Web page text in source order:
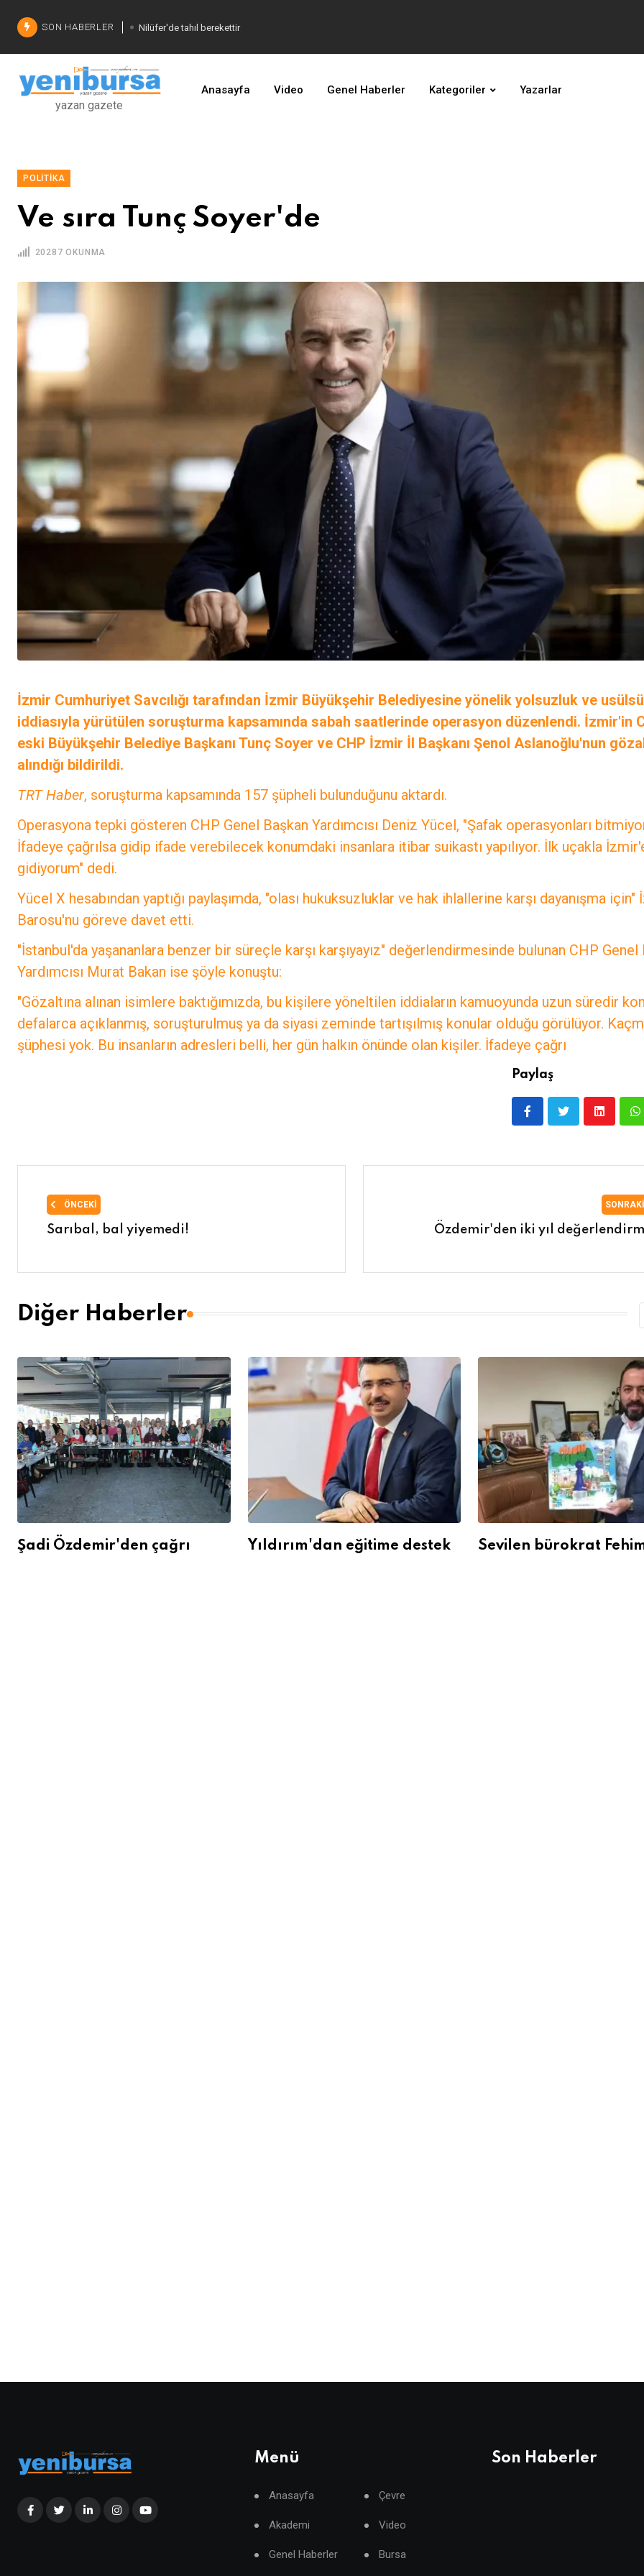
SON HABERLER Nilüfer'de tahıl berekettir
Şadi Özdemir'den çözüm
İşinizi geliştirin
yazan gazete
Anasayfa Video Genel Haberler Kategoriler Yazarlar
POLITIKA
Ve sıra Tunç Soyer'de
20287 OKUNMA
İzmir Cumhuriyet Savcılığı tarafından İzmir Büyükşehir Belediyesine yönelik yolsuzluk ve
iddiasıyla yürütülen soruşturma kapsamında sabah saatlerinde operasyon düzenlendi. İzmir'in
eski Büyükşehir Belediye Başkanı Tunç Soyer ve CHP İzmir İl Başkanı Şenol Aslanoğlu'nun
alındığı bildirildi.
TRT Haber, soruşturma kapsamında 157 şüpheli bulunduğunu aktardı.
Operasyona tepki gösteren CHP Genel Başkan Yardımcısı Deniz Yücel, "Şafak operasyonları
İfadeye çağrılsa gidip ifade verebilecek konumdaki insanlara itibar suikastı yapılıyor. İlk uçakla
gidiyorum" dedi.
Yücel X hesabından yaptığı paylaşımda, "olası hukuksuzluklar ve hak ihlallerine karşı dayanışma için"
Barosu'nu göreve davet etti.
"İstanbul'da yaşananlara benzer bir süreçle karşı karşıyayız" değerlendirmesinde bulunan CHP Genel
Yardımcısı Murat Bakan ise şöyle konuştu:
"Gözaltına alınan isimlere baktığımızda, bu kişilere yöneltilen iddiaların kamuoyunda uzun süredir
defalarca açıklanmış, soruşturulmuş ya da siyasi zeminde tartışılmış konular olduğu görülüyor.
şüphesi yok. Bu insanların adresleri belli, her gün halkın önünde olan kişiler. İfadeye çağrı
Paylaş
ÖNCEKI
Sarıbal, bal yiyemedi!
SONRAKI
Özdemir'den iki yıl
Diğer Haberler
Şadi Özdemir'den çağrı Yıldırım'dan eğitime destek Sevilen bürokrat
Menü
Anasayfa Çevre
Akademi Video
Genel Haberler Bursa
Son Haberler